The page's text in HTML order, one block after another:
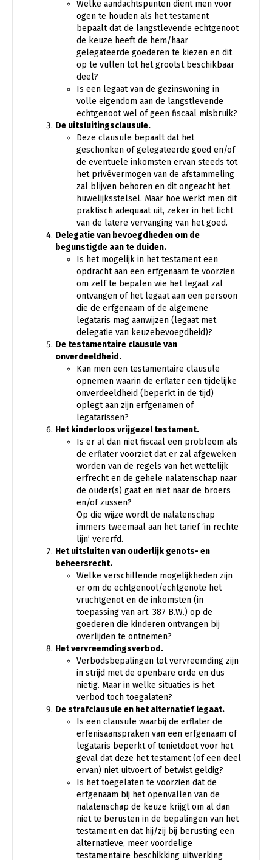
Welke aandachtspunten dient men voor
ogen te houden als het testament
bepaalt dat de langstlevende echtgenoot
de keuze heeft de hem/haar
gelegateerde goederen te kiezen en dit
op te vullen tot het grootst beschikbaar
deel?
Is een legaat van de gezinswoning in
volle eigendom aan de langstlevende
echtgenoot wel of geen fiscaal misbruik?
De uitsluitingsclausule.
Deze clausule bepaalt dat het
geschonken of gelegateerde goed en/of
de eventuele inkomsten ervan steeds tot
het privévermogen van de afstammeling
zal blijven behoren en dit ongeacht het
huwelijksstelsel. Maar hoe werkt men dit
praktisch adequaat uit, zeker in het licht
van de latere vervanging van het goed.
Delegatie van bevoegdheden om de
begunstigde aan te duiden.
Is het mogelijk in het testament een
opdracht aan een erfgenaam te voorzien
om zelf te bepalen wie het legaat zal
ontvangen of het legaat aan een persoon
die de erfgenaam of de algemene
legataris mag aanwijzen (legaat met
delegatie van keuzebevoegdheid)?
De testamentaire clausule van
onverdeeldheid.
Kan men een testamentaire clausule
opnemen waarin de erflater een tijdelijke
onverdeeldheid (beperkt in de tijd)
oplegt aan zijn erfgenamen of
legatarissen?
Het kinderloos vrijgezel testament.
Is er al dan niet fiscaal een probleem als
de erflater voorziet dat er zal afgeweken
worden van de regels van het wettelijk
erfrecht en de gehele nalatenschap naar
de ouder(s) gaat en niet naar de broers
en/of zussen?
Op die wijze wordt de nalatenschap
immers tweemaal aan het tarief ‘in rechte
lijn’ vererfd.
Het uitsluiten van ouderlijk genots- en
beheersrecht.
Welke verschillende mogelijkheden zijn
er om de echtgenoot/echtgenote het
vruchtgenot en de inkomsten (in
toepassing van art. 387 B.W.) op de
goederen die kinderen ontvangen bij
overlijden te ontnemen?
Het vervreemdingsverbod.
Verbodsbepalingen tot vervreemding zijn
in strijd met de openbare orde en dus
nietig. Maar in welke situaties is het
verbod toch toegalaten?
De strafclausule en het alternatief legaat.
Is een clausule waarbij de erflater de
erfenisaanspraken van een erfgenaam of
legataris beperkt of tenietdoet voor het
geval dat deze het testament (of een deel
ervan) niet uitvoert of betwist geldig?
Is het toegelaten te voorzien dat de
erfgenaam bij het openvallen van de
nalatenschap de keuze krijgt om al dan
niet te berusten in de bepalingen van het
testament en dat hij/zij bij berusting een
alternatieve, meer voordelige
testamentaire beschikking uitwerking